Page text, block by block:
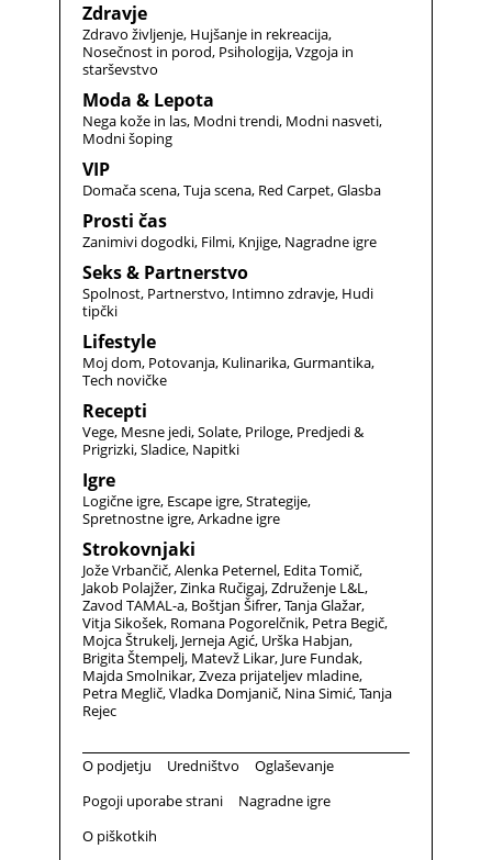
Zdravje
Zdravo življenje Hujšanje in rekreacija
Nosečnost in porod Psihologija Vzgoja in
starševstvo
Moda & Lepota
Nega kože in las Modni trendi Modni nasveti
Modni šoping
VIP
Domača scena Tuja scena Red Carpet Glasba
Prosti čas
Zanimivi dogodki Filmi Knjige Nagradne igre
Seks & Partnerstvo
Spolnost Partnerstvo Intimno zdravje Hudi
tipčki
Lifestyle
Moj dom Potovanja Kulinarika Gurmantika
Tech novičke
Recepti
Vege Mesne jedi Solate Priloge Predjedi &
Prigrizki Sladice Napitki
Igre
Logične igre Escape igre Strategije
Spretnostne igre Arkadne igre
Strokovnjaki
Jože Vrbančič Alenka Peternel Edita Tomič
Jakob Polajžer Zinka Ručigaj Združenje L&L
Zavod TAMAL-a Boštjan Šifrer Tanja Glažar
Vitja Sikošek Romana Pogorelčnik Petra Begič
Mojca Štrukelj Jerneja Agić Urška Habjan
Brigita Štempelj Matevž Likar Jure Fundak
Majda Smolnikar Zveza prijateljev mladine
Petra Meglič Vladka Domjanič Nina Simić Tanja
Rejec
O podjetju Uredništvo
Oglaševanje
Pogoji uporabe strani
Nagradne igre
O piškotkih